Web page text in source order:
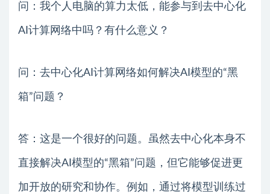
问：我个人电脑的算力太低，能参与到去中心化
AI计算网络中吗？有什么意义？
问：去中心化AI计算网络如何解决AI模型的“黑
箱”问题？
答：这是一个很好的问题。虽然去中心化本身不
直接解决AI模型的“黑箱”问题，但它能够促进更
加开放的研究和协作。例如，通过将模型训练过